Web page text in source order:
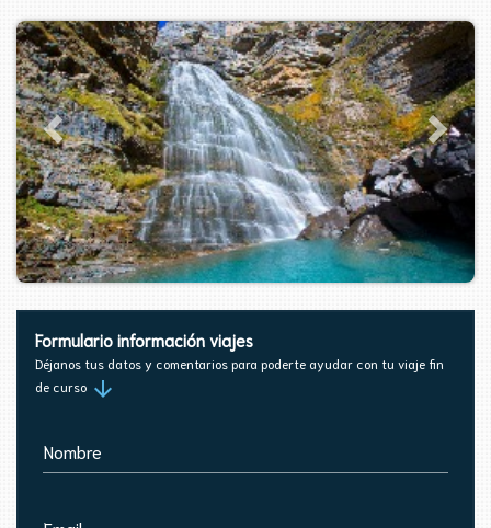
Formulario información viajes
Déjanos tus datos y comentarios para poderte ayudar con tu viaje fin
de curso arrow_downward
Nombre